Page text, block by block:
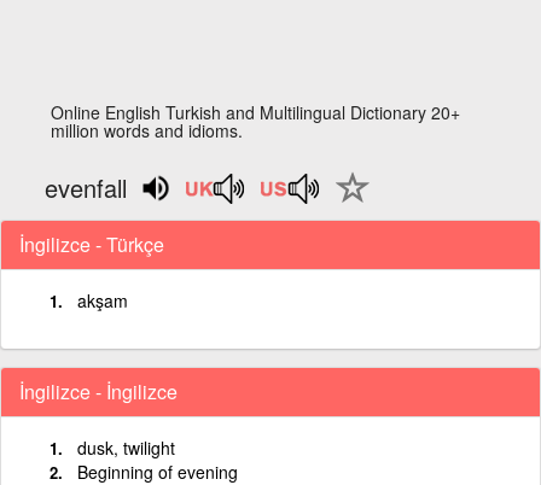
Online English Turkish and Multilingual Dictionary 20+
million words and idioms.
evenfall
İngilizce - Türkçe
akşam
İngilizce - İngilizce
dusk, twilight
Beginning of evening